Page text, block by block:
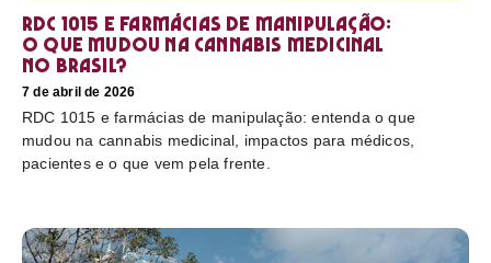
RDC 1015 e farmácias de manipulação:
o que mudou na cannabis medicinal
no Brasil?
7 de abril de 2026
RDC 1015 e farmácias de manipulação: entenda o que
mudou na cannabis medicinal, impactos para médicos,
pacientes e o que vem pela frente.